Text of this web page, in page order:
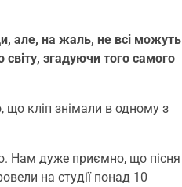
але, на жаль, не всі можуть
світу, згадуючи того самого
що кліп знімали в одному з
Нам дуже приємно, що пісня
на студії понад 10